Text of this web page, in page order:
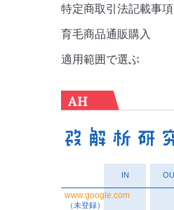
特定商取引法記載事項
育毛商品通販購入
適用範囲で選ぶ
AH